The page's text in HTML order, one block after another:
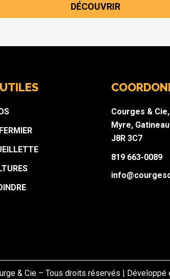
DÉCOUVRIR
Courges &
Myre,
J8R 3C7
819 663-0089
& Cie – Tous droits réservés | Développé